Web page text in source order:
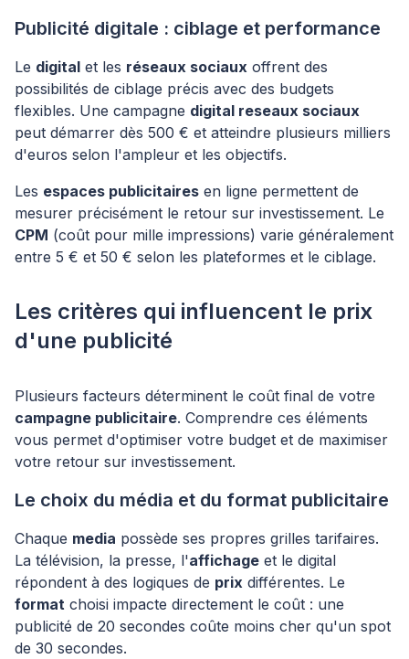
Publicité digitale : ciblage et performance
Le digital et les réseaux sociaux offrent des
possibilités de ciblage précis avec des budgets
flexibles. Une campagne digital reseaux sociaux
peut démarrer dès 500 € et atteindre plusieurs milliers
d'euros selon l'ampleur et les objectifs.
Les espaces publicitaires en ligne permettent de
mesurer précisément le retour sur investissement. Le
CPM (coût pour mille impressions) varie généralement
entre 5 € et 50 € selon les plateformes et le ciblage.
Les critères qui influencent le prix
d'une publicité
Plusieurs facteurs déterminent le coût final de votre
campagne publicitaire. Comprendre ces éléments
vous permet d'optimiser votre budget et de maximiser
votre retour sur investissement.
Le choix du média et du format publicitaire
Chaque media possède ses propres grilles tarifaires.
La télévision, la presse, l'affichage et le digital
répondent à des logiques de prix différentes. Le
format choisi impacte directement le coût : une
publicité de 20 secondes coûte moins cher qu'un spot
de 30 secondes.